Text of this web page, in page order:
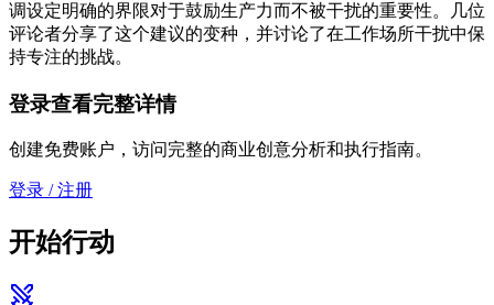
调设定明确的界限对于鼓励生产力而不被干扰的重要性。几位
评论者分享了这个建议的变种，并讨论了在工作场所干扰中保
持专注的挑战。
登录查看完整详情
创建免费账户，访问完整的商业创意分析和执行指南。
登录 / 注册
开始行动